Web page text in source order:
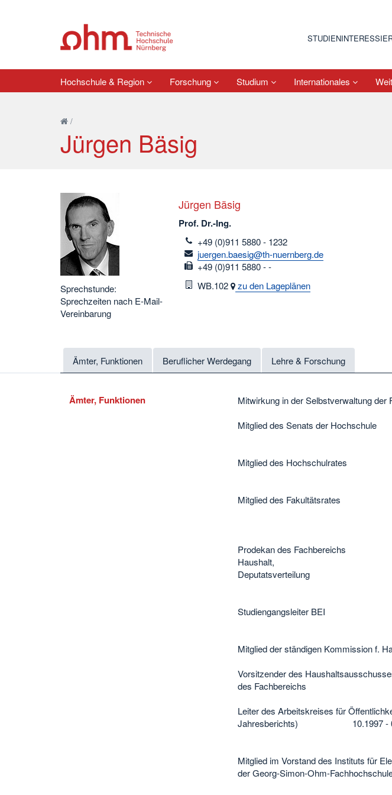
Hochschule & Region Forschung Studium Internationales
/
Jürgen Bäsig
Sprechstunde:
Sprechzeiten nach E-Mail-
Vereinbarung
Jürgen Bäsig
Prof. Dr.-Ing.
telefon
+49 (0)911 5880 - 1232
email
juergen.baesig@th-nuernberg.de
fax
+49 (0)911 5880 - -
Raum
WB.102 zu den Lageplänen
Ämter, Funktionen Beruflicher Werdegang Lehre & Forschung
Ämter, Funktionen
Mitwirkung in der Selbstverwaltung der
Mitglied des Senats der
Mitglied des Hochschulrates
Mitglied des Fakultätsrates
10.2015 -
Prodekan des Fachbereichs
Haushalt,
Deputatsverteilung
Studiengangsleiter BEI
Mitglied der ständigen Kommission f.
10.2002 -
Vorsitzender des
des Fachbereichs
Leiter des Arbeitskreises für
Jahresberichts) 10.1997 -
Mitglied im Vorstand des Instituts für
der Georg-Simon-Ohm-